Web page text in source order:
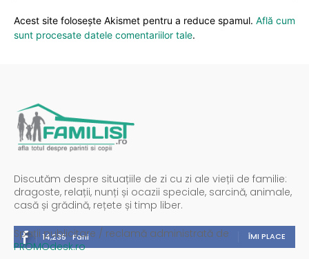
Acest site folosește Akismet pentru a reduce spamul. Află cum
sunt procesate datele comentariilor tale.
Discutăm despre situațiile de zi cu zi ale vieții de familie:
dragoste, relații, nunți și ocazii speciale, sarcină, animale,
casă și grădină, rețete și timp liber.
14,235 Fani ÎMI PLACE
Spații publicitare / reclamă administrată de
PROMOdesk.ro